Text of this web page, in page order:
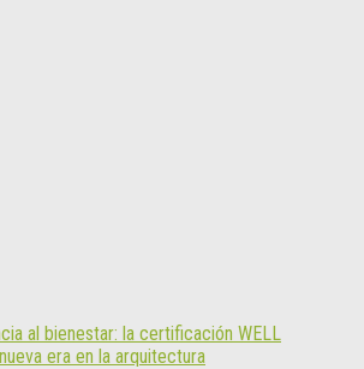
al bienestar: la certificación WELL
era en la arquitectura